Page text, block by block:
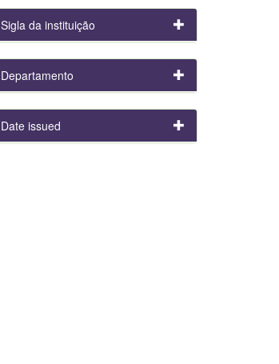
Sigla da instituição
Departamento
Date issued